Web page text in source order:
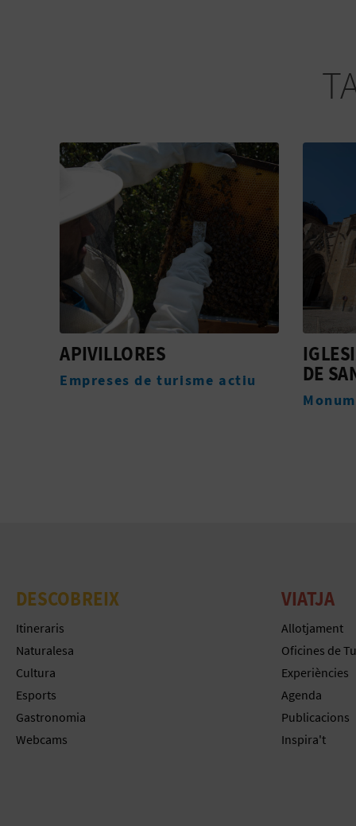
IGLESIA ARCIPRESTAL
DE SANTA MARÍA
CASA
DESCOBREIX
Itineraris
Naturalesa
Cultura
Esports
Gastronomia
Webcams
VIATJA
Allotjament
Oficines de
Experiències
Agenda
Publicacions
Inspira't